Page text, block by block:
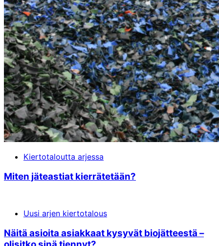
Kiertotaloutta arjessa
Miten jäte­astiat kierrätetään?
Uusi arjen kiertotalous
Näitä asioita asiakkaat kysyvät bio­jätteestä –